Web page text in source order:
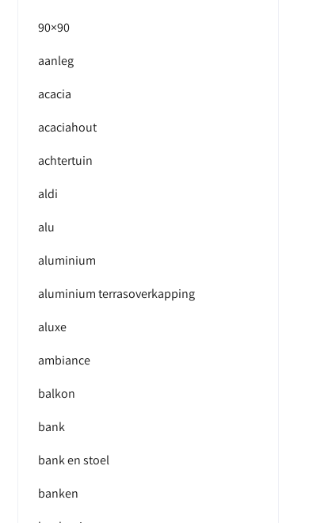
90×90
aanleg
acacia
acaciahout
achtertuin
aldi
alu
aluminium
aluminium terrasoverkapping
aluxe
ambiance
balkon
bank
bank en stoel
banken